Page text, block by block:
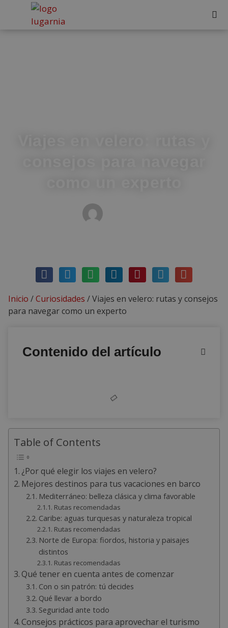
Inicio /Curiosidades /Viajes en velero: rutas y consejos
para navegar como un experto
Contenido del artículo
Table of Contents
¿Por qué elegir los viajes en velero?
Mejores destinos para tus vacaciones en barco
Mediterráneo: belleza clásica y clima favorable
Rutas recomendadas
Caribe: aguas turquesas y naturaleza tropical
Rutas recomendadas
Norte de Europa: fiordos, historia y paisajes
distintos
Rutas recomendadas
Qué tener en cuenta antes de comenzar
Con o sin patrón: tú decides
Qué llevar a bordo
Seguridad ante todo
Consejos prácticos para aprovechar el turismo